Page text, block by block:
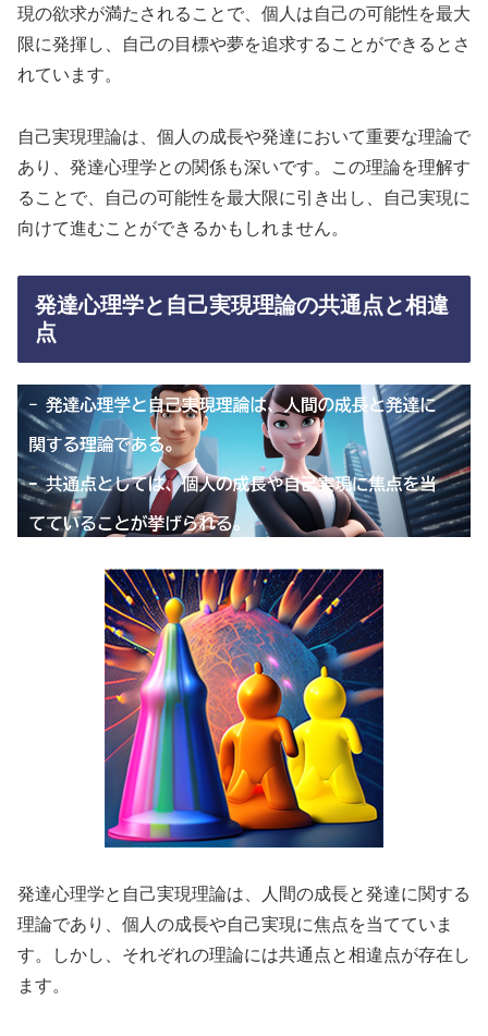
現の欲求が満たされることで、個人は自己の可能性を最大
限に発揮し、自己の目標や夢を追求することができるとさ
れています。
自己実現理論は、個人の成長や発達において重要な理論で
あり、発達心理学との関係も深いです。この理論を理解す
ることで、自己の可能性を最大限に引き出し、自己実現に
向けて進むことができるかもしれません。
発達心理学と自己実現理論の共通点と相違
点
発達心理学と自己実現理論は、人間の成長と発達に関する
理論であり、個人の成長や自己実現に焦点を当てていま
す。しかし、それぞれの理論には共通点と相違点が存在し
ます。